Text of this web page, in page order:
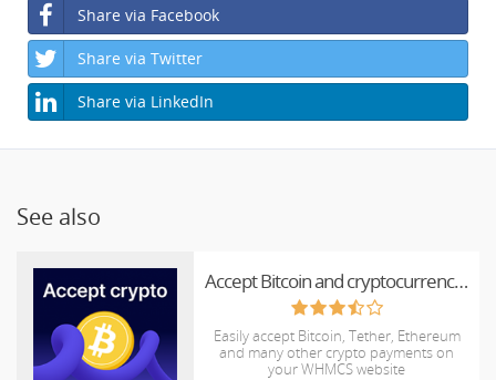
Share via Facebook
Share via Twitter
Share via LinkedIn
See also
Accept Bitcoin and cryptocurrency payments - CoinGate for WHMCS
Easily accept Bitcoin, Tether, Ethereum
and many other crypto payments on
your WHMCS website